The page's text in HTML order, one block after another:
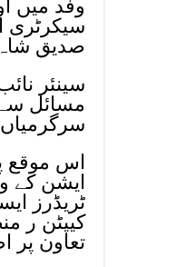
وفد میں
سیکرٹری
صدیق
سینئر
مسائل سے
اس موقع
ایشن کے
ٹریڈرز
کیپٹن ر
تعاون پر